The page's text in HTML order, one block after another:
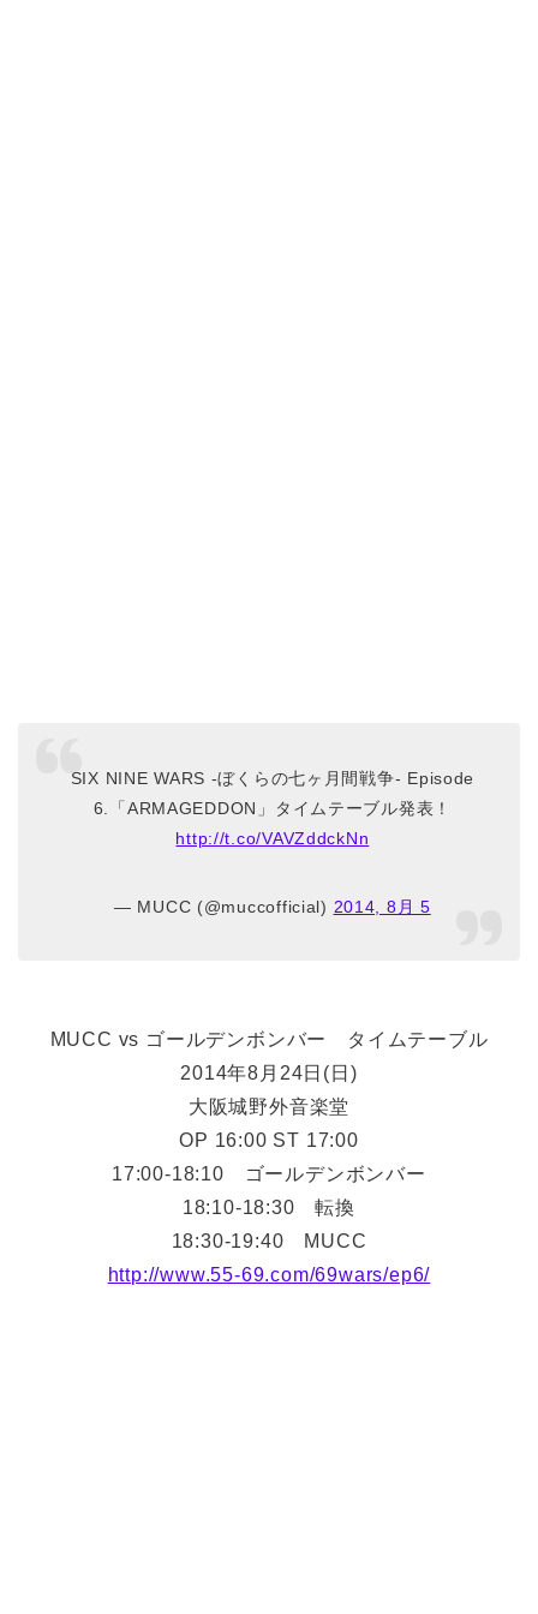
SIX NINE WARS -ぼくらの七ヶ月間戦争- Episode
6.「ARMAGEDDON」タイムテーブル発表！
http://t.co/VAVZddckNn
— MUCC (@muccofficial) 2014, 8月 5
MUCC vs ゴールデンボンバー タイムテーブル
2014年8月24日(日)
大阪城野外音楽堂
OP 16:00 ST 17:00
17:00-18:10 ゴールデンボンバー
18:10-18:30 転換
18:30-19:40 MUCC
http://www.55-69.com/69wars/ep6/